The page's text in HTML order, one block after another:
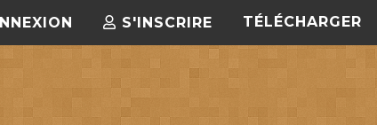
TÉLÉCHARGER
S'INSCRIRE